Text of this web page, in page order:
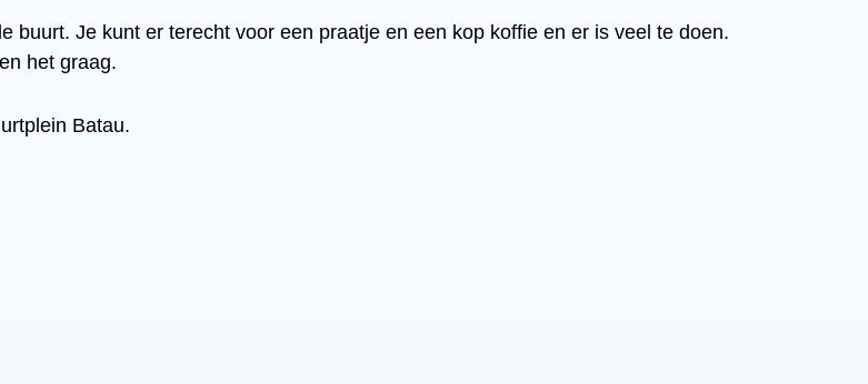
buurt. Je kunt er terecht voor een praatje en een kop koffie en er is veel te doen.
het graag.
Batau.